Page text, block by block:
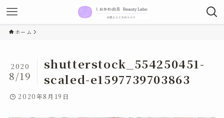
ホーム
shutterstock_554250451-
scaled-e1597739703863
2020
8/19
2020年8月19日